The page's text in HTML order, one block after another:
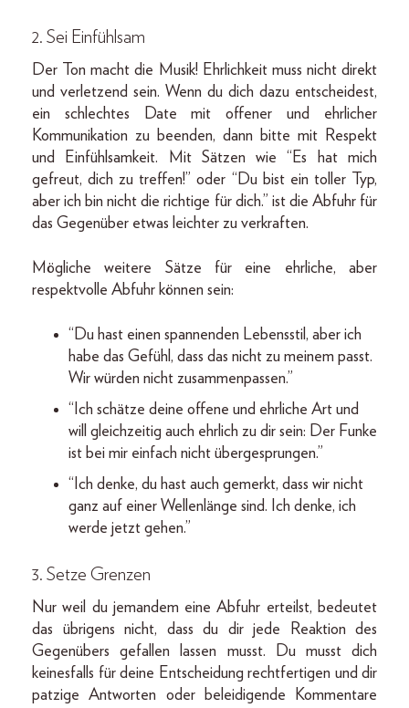
2. Sei Einfühlsam
Der Ton macht die Musik! Ehrlichkeit muss nicht direkt
und verletzend sein. Wenn du dich dazu entscheidest,
ein schlechtes Date mit offener und ehrlicher
Kommunikation zu beenden, dann bitte mit Respekt
und Einfühlsamkeit. Mit Sätzen wie “Es hat mich
gefreut, dich zu treffen!” oder “Du bist ein toller Typ,
aber ich bin nicht die richtige für dich.” ist die Abfuhr für
das Gegenüber etwas leichter zu verkraften.
Mögliche weitere Sätze für eine ehrliche, aber
respektvolle Abfuhr können sein:
“Du hast einen spannenden Lebensstil, aber ich
habe das Gefühl, dass das nicht zu meinem passt.
Wir würden nicht zusammenpassen.”
“Ich schätze deine offene und ehrliche Art und
will gleichzeitig auch ehrlich zu dir sein: Der Funke
ist bei mir einfach nicht übergesprungen.”
“Ich denke, du hast auch gemerkt, dass wir nicht
ganz auf einer Wellenlänge sind. Ich denke, ich
werde jetzt gehen.”
3. Setze Grenzen
Nur weil du jemandem eine Abfuhr erteilst, bedeutet
das übrigens nicht, dass du dir jede Reaktion des
Gegenübers gefallen lassen musst. Du musst dich
keinesfalls für deine Entscheidung rechtfertigen und dir
patzige Antworten oder beleidigende Kommentare